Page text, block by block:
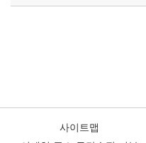
사이트맵